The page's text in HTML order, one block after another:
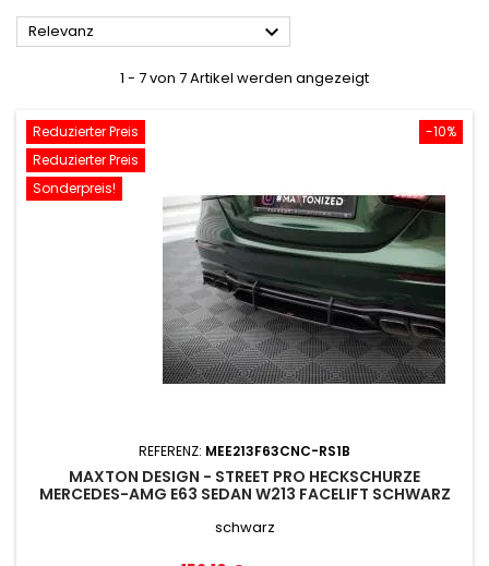
Relevanz 
1 - 7 von 7 Artikel werden angezeigt
-10%
Reduzierter Preis
Reduzierter Preis
Sonderpreis!
REFERENZ: MEE213F63CNC-RS1B
MAXTON DESIGN - STREET PRO HECKSCHURZE
MERCEDES-AMG E63 SEDAN W213 FACELIFT SCHWARZ
schwarz